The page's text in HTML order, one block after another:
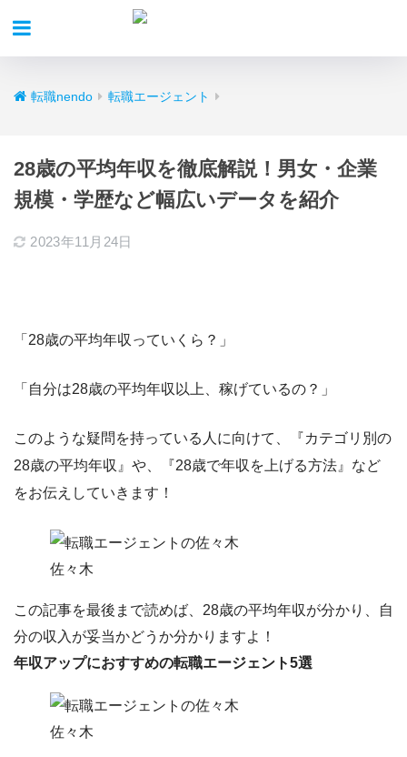
転職nendo 転職エージェント
28歳の平均年収を徹底解説！男女・企業
規模・学歴など幅広いデータを紹介
2023年11月24日
「28歳の平均年収っていくら？」
「自分は28歳の平均年収以上、稼げているの？」
このような疑問を持っている人に向けて、
『カテゴリ別の
28歳の平均年収』 や、 『28歳で年収を上げる方法』 など
をお伝えしていきます！
佐々木
この記事を最後まで読めば、28歳の平均年収が分かり、自
分の収入が妥当かどうか分かりますよ！
年収アップにおすすめの転職エージェント5選
佐々木